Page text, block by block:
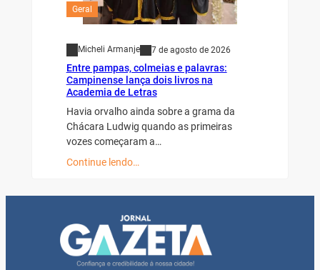
Geral
Micheli Armanje 7 de agosto de 2026
Entre pampas, colmeias e palavras:
Campinense lança dois livros na
Academia de Letras
Havia orvalho ainda sobre a grama da
Chácara Ludwig quando as primeiras
vozes começaram a…
Continue lendo…